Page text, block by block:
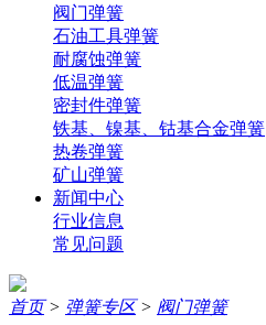
阀门弹簧
石油工具弹簧
耐腐蚀弹簧
低温弹簧
密封件弹簧
铁基、镍基、钴基合金弹簧
热卷弹簧
矿山弹簧
新闻中心
行业信息
常见问题
首页 > 弹簧专区 > 阀门弹簧